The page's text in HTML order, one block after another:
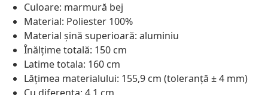
Culoare: marmură bej
Material: Poliester 100%
Material șină superioară: aluminiu
Înălțime totală: 150 cm
Latime totala: 160 cm
Lățimea materialului: 155,9 cm (toleranță ± 4 mm)